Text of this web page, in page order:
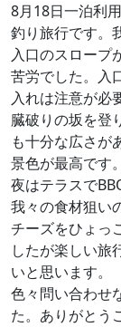
8月18日一泊利
釣り旅行です。
入口のスロープ
苦労でした。入
入れは注意が必
臓破りの坂を登
も十分な広さが
景色が最高です。
夜はテラスで
我々の食材狙い
チーズをひょっ
したが楽しい旅
いと思います。
色々問い合わせ
た。ありがとう